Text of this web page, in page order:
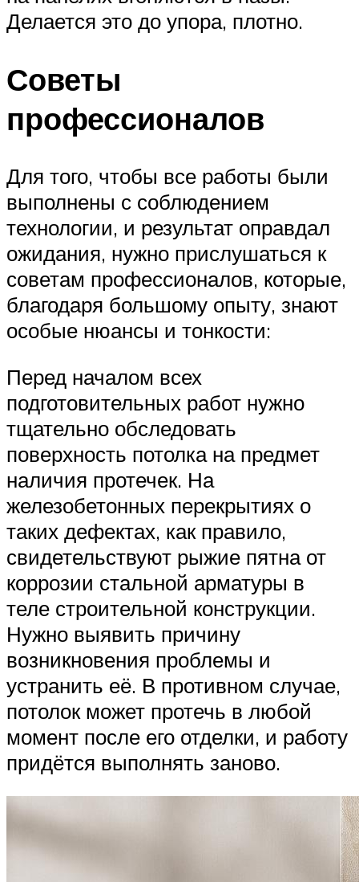
Делается это до упора, плотно.
Советы
профессионалов
Для того, чтобы все работы были
выполнены с соблюдением
технологии, и результат оправдал
ожидания, нужно прислушаться к
советам профессионалов, которые,
благодаря большому опыту, знают
особые нюансы и тонкости:
Перед началом всех
подготовительных работ нужно
тщательно обследовать
поверхность потолка на предмет
наличия протечек. На
железобетонных перекрытиях о
таких дефектах, как правило,
свидетельствуют рыжие пятна от
коррозии стальной арматуры в
теле строительной конструкции.
Нужно выявить причину
возникновения проблемы и
устранить её. В противном случае,
потолок может протечь в любой
момент после его отделки, и работу
придётся выполнять заново.